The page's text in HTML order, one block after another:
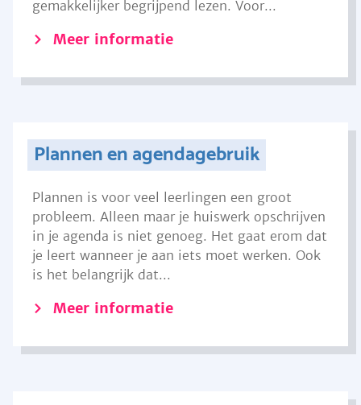
gemakkelijker begrijpend lezen. Voor...
Meer informatie
Plannen en agendagebruik
Plannen is voor veel leerlingen een groot
probleem. Alleen maar je huiswerk opschrijven
in je agenda is niet genoeg. Het gaat erom dat
je leert wanneer je aan iets moet werken. Ook
is het belangrijk dat...
Meer informatie